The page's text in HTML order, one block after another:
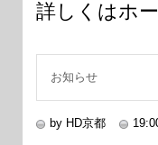
詳しくはホ
お知らせ
by HD京都